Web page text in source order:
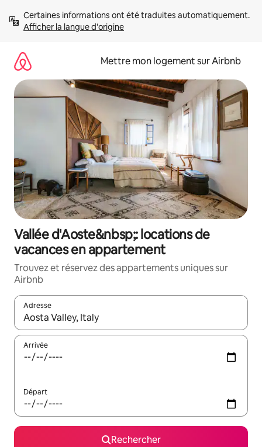
directement
Afficher la langue d'origine
Mettre mon logement sur Airbnb
Vallée d'Aoste&nbsp;: locations de
vacances en appartement
Trouvez et réservez des appartements uniques sur
Airbnb
Adresse
Lorsque les résultats s'affichent, utilisez les flèches vers le
Arrivée
Départ
Rechercher